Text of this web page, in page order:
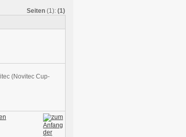
Seiten (1): (1)
(Novitec Cup-